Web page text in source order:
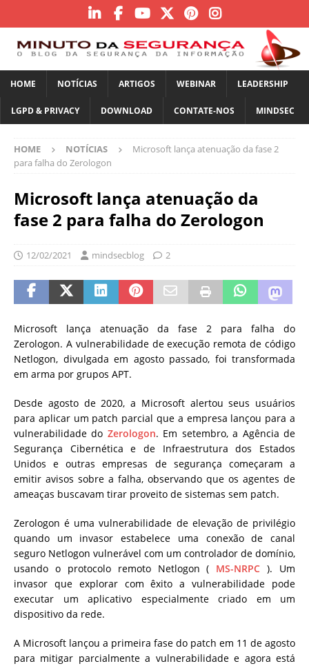
HOME NOTÍCIAS ARTIGOS WEBINAR LEADERSHIP
LGPD & PRIVACY DOWNLOAD CONTATE-NOS MINDSEC
HOME NOTÍCIAS
Microsoft lança atenuação da fase 2
para falha do Zerologon
Microsoft lança atenuação da
fase 2 para falha do Zerologon
12/02/2021 mindsecblog 2
Microsoft lança atenuação da fase 2 para falha do
Zerologon. A vulnerabilidade de execução remota de código
Netlogon, divulgada em agosto passado, foi transformada
em arma por grupos APT.
Desde agosto de 2020, a Microsoft alertou seus usuários
para aplicar um patch parcial que a empresa lançou para a
vulnerabilidade do Zerologon. Em setembro, a Agência de
Segurança Cibernética e de Infraestrutura dos Estados
Unidos e outras empresas de segurança começaram a
emitir avisos sobre a falha, observando que os agentes de
ameaças buscavam tirar proveito de sistemas sem patch.
Zerologon é uma vulnerabilidade de elevação de privilégio
quando um invasor estabelece uma conexão de canal
seguro Netlogon vulnerável com um controlador de domínio,
usando o protocolo remoto Netlogon ( MS-NRPC ). Um
invasor que explorar com êxito a vulnerabilidade pode
executar um aplicativo especialmente criado em um
dispositivo da rede.
A Microsoft lançou a primeira fase do patch em 11 de agosto
para mitigar parcialmente a vulnerabilidade e agora está